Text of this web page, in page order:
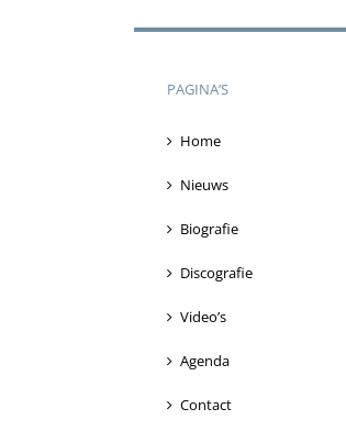
PAGINA’S
Home
Nieuws
Biografie
Discografie
Video’s
Agenda
Contact